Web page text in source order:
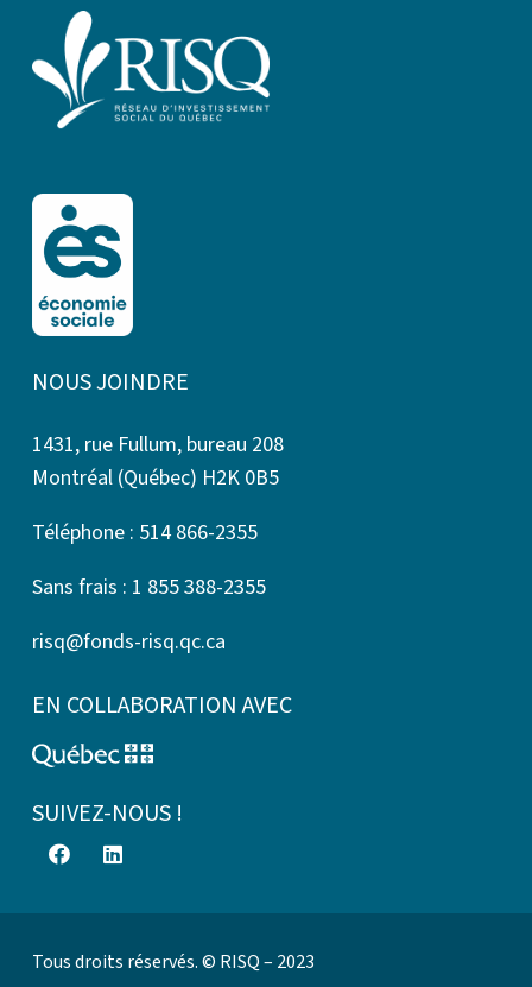
NOUS JOINDRE
1431, rue Fullum, bureau 208
Montréal (Québec) H2K 0B5
Téléphone : 514 866-2355
Sans frais : 1 855 388-2355
risq@fonds-risq.qc.ca
EN COLLABORATION AVEC
SUIVEZ-NOUS !
Tous droits réservés. © RISQ – 2023